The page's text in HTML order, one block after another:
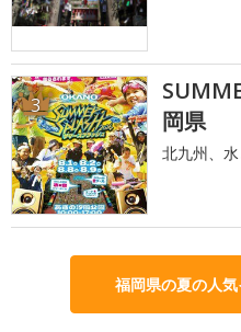
3
岡県
北九州、
福岡県の夏の人